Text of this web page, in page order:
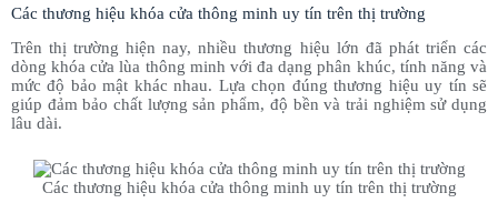
Các thương hiệu khóa cửa thông minh uy tín trên thị trường
Trên thị trường hiện nay, nhiều thương hiệu lớn đã phát triển các
dòng khóa cửa lùa thông minh với đa dạng phân khúc, tính năng và
mức độ bảo mật khác nhau. Lựa chọn đúng thương hiệu uy tín sẽ
giúp đảm bảo chất lượng sản phẩm, độ bền và trải nghiệm sử dụng
lâu dài.
Các thương hiệu khóa cửa thông minh uy tín trên thị trường